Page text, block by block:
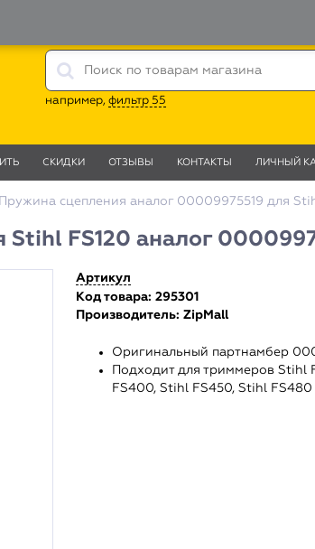
Пружина сцепления аналог 00009975519 для
Stihl FS120 аналог
Артикул
Код товара: 295301
Производитель: ZipMall
Оригинальный партнамбер
Подходит для триммеров Stihl
FS400, Stihl FS450, Stihl FS480
например, фильтр 55
СКИДКИ ОТЗЫВЫ КОНТАКТЫ ЛИЧНЫЙ